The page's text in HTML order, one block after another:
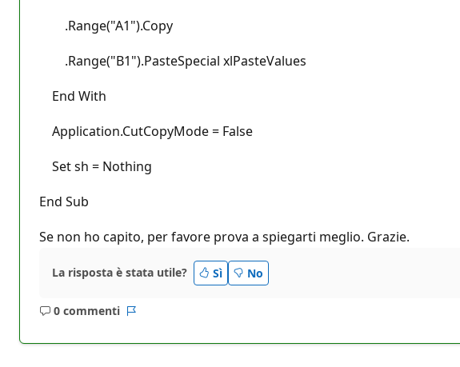
.Range("A1").Copy
.Range("B1").PasteSpecial xlPasteValues
End With
Application.CutCopyMode = False
Set sh = Nothing
End Sub
Se non ho capito, per favore prova a spiegarti meglio. Grazie.
La risposta è stata utile? Sì No
0 commenti
Nessun